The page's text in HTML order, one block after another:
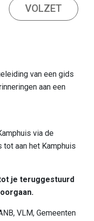
VOLZET
van een gids
aan een
via de
aan het Kamphuis
je teruggestuurd
VLM, Gemeenten